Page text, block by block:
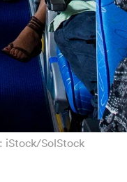
iStock/SolStock